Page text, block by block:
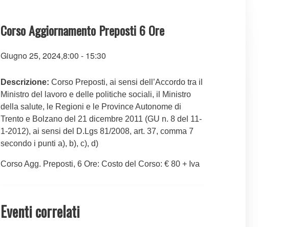
Corso Aggiornamento Preposti 6 Ore
Giugno 25, 2024,8:00 - 15:30
Descrizione: Corso Preposti, ai sensi dell’Accordo tra il
Ministro del lavoro e delle politiche sociali, il Ministro
della salute, le Regioni e le Province Autonome di
Trento e Bolzano del 21 dicembre 2011 (GU n. 8 del 11-
1-2012), ai sensi del D.Lgs 81/2008, art. 37, comma 7
secondo i punti a), b), c), d)
Corso Agg. Preposti, 6 Ore: Costo del Corso: € 80 + Iva
Eventi correlati